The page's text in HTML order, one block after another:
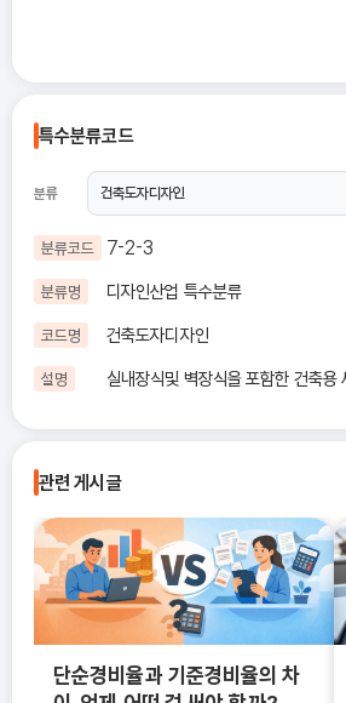
특수분류코드
분류
분류코드 7-2-3
분류명 디자인산업 특수분류
코드명 건축도자디자인
설명 실내장식및 벽장식을 포함한 건축용
관련 게시글
단순경비율과 기준경비율의 차